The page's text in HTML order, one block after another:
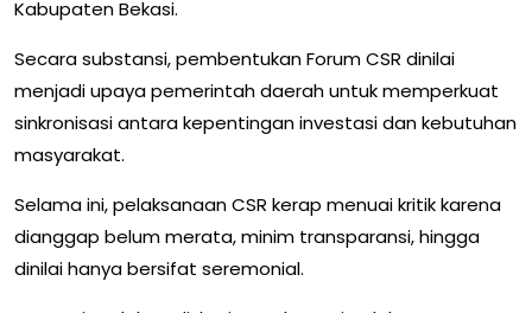
Kabupaten Bekasi.
Secara substansi, pembentukan Forum CSR dinilai
menjadi upaya pemerintah daerah untuk memperkuat
sinkronisasi antara kepentingan investasi dan kebutuhan
masyarakat.
Selama ini, pelaksanaan CSR kerap menuai kritik karena
dianggap belum merata, minim transparansi, hingga
dinilai hanya bersifat seremonial.